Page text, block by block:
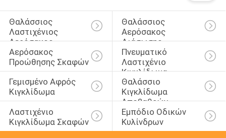
Θαλάσσιος
Λαστιχένιος
Αερόσακος
Θαλάσσιος
Αερόσακος
Διάσωσης
Αερόσακος
Προώθησης Σκαφών
Πνευματικό
Λαστιχένιο
Κιγκλίδωμα
Γεμισμένο Αφρός
Κιγκλίδωμα
Θαλάσσιο
Κιγκλίδωμα
Αποβαθρών
Λαστιχένιο
Κιγκλίδωμα Σκαφών
Εμπόδιο Οδικών
Κυλίνδρων